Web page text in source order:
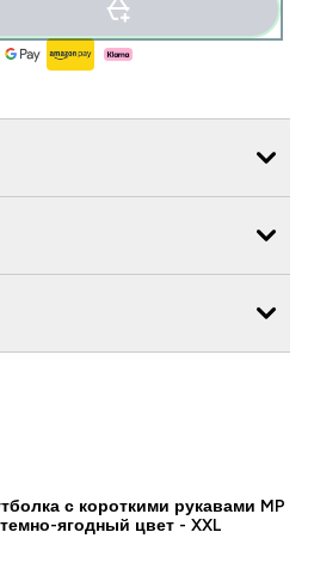
с короткими рукавами MP
ягодный цвет - XXL